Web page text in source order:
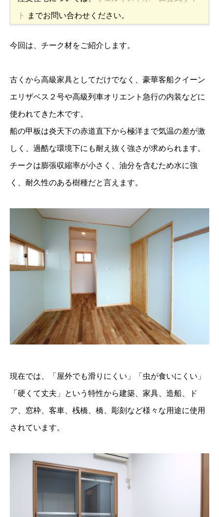
ト までお問い合わせください。
今回は、チーク材をご紹介します。
古くから高級家具としてだけでなく、豪華客船クイーン
エリザベス２号や高級列車オリエント急行の内装などに
使われてきた木です。
船の甲板は炎天下の赤道直下から極洋まで気温の差が激
しく、過酷な環境下にも耐え抜く強さが求められます。
チークは膨張収縮率が小さく、油分を含むため水に強
く、耐久性のある樹種だと言えます。
現在では、「屋外でも滑りにくい」「虫が食いにくい」
「硬くて丈夫」という特性から建築、家具、造船、ド
ア、窓枠、客車、桟橋、橋、彫刻など様々な用途に使用
されています。